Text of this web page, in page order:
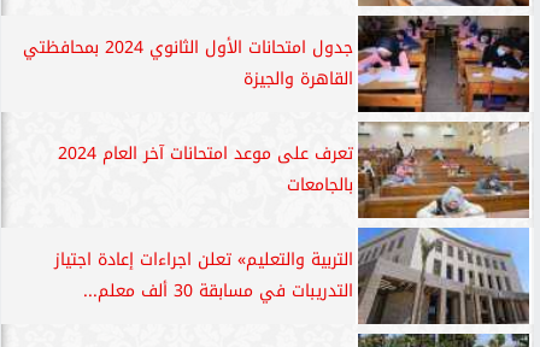
جدول امتحانات الأول الثانوي 2024 بمحافظتي
القاهرة والجيزة
تعرف على موعد امتحانات آخر العام 2024
بالجامعات
التربية والتعليم» تعلن اجراءات إعادة اجتياز
التدريبات في مسابقة 30 ألف معلم...